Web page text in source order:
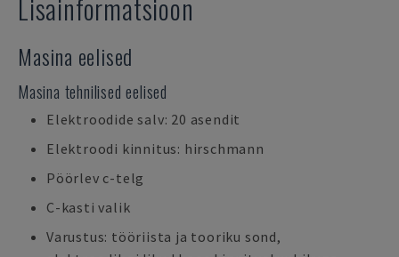
Lisainformatsioon
Masina eelised
Masina tehnilised eelised
Elektroodide salv: 20 asendit
Elektroodi kinnitus: hirschmann
Pöörlev c-telg
C-kasti valik
Varustus: tööriista ja tooriku sond,